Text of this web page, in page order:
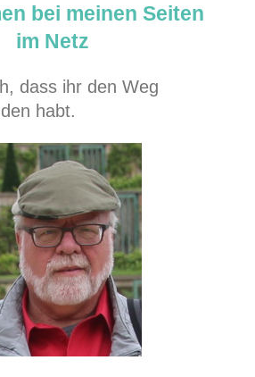
bei meinen Seiten
im Netz
dass ihr den Weg
habt.